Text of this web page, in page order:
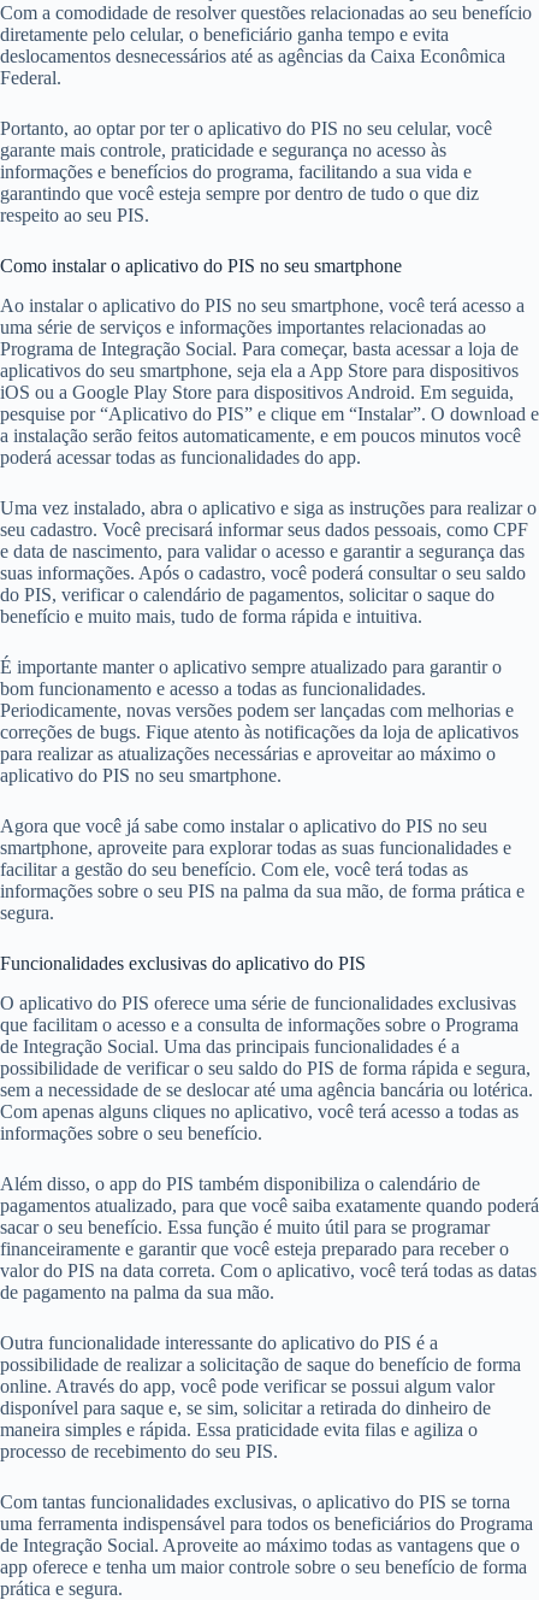
Com a comodidade de resolver questões relacionadas ao seu benefício
diretamente pelo celular, o beneficiário ganha tempo e evita
deslocamentos desnecessários até as agências da Caixa Econômica
Federal.
Portanto, ao optar por ter o aplicativo do PIS no seu celular, você
garante mais controle, praticidade e segurança no acesso às
informações e benefícios do programa, facilitando a sua vida e
garantindo que você esteja sempre por dentro de tudo o que diz
respeito ao seu PIS.
Como instalar o aplicativo do PIS no seu smartphone
Ao instalar o aplicativo do PIS no seu smartphone, você terá acesso a
uma série de serviços e informações importantes relacionadas ao
Programa de Integração Social. Para começar, basta acessar a loja de
aplicativos do seu smartphone, seja ela a App Store para dispositivos
iOS ou a Google Play Store para dispositivos Android. Em seguida,
pesquise por “Aplicativo do PIS” e clique em “Instalar”. O download e
a instalação serão feitos automaticamente, e em poucos minutos você
poderá acessar todas as funcionalidades do app.
Uma vez instalado, abra o aplicativo e siga as instruções para realizar o
seu cadastro. Você precisará informar seus dados pessoais, como CPF
e data de nascimento, para validar o acesso e garantir a segurança das
suas informações. Após o cadastro, você poderá consultar o seu saldo
do PIS, verificar o calendário de pagamentos, solicitar o saque do
benefício e muito mais, tudo de forma rápida e intuitiva.
É importante manter o aplicativo sempre atualizado para garantir o
bom funcionamento e acesso a todas as funcionalidades.
Periodicamente, novas versões podem ser lançadas com melhorias e
correções de bugs. Fique atento às notificações da loja de aplicativos
para realizar as atualizações necessárias e aproveitar ao máximo o
aplicativo do PIS no seu smartphone.
Agora que você já sabe como instalar o aplicativo do PIS no seu
smartphone, aproveite para explorar todas as suas funcionalidades e
facilitar a gestão do seu benefício. Com ele, você terá todas as
informações sobre o seu PIS na palma da sua mão, de forma prática e
segura.
Funcionalidades exclusivas do aplicativo do PIS
O aplicativo do PIS oferece uma série de funcionalidades exclusivas
que facilitam o acesso e a consulta de informações sobre o Programa
de Integração Social. Uma das principais funcionalidades é a
possibilidade de verificar o seu saldo do PIS de forma rápida e segura,
sem a necessidade de se deslocar até uma agência bancária ou lotérica.
Com apenas alguns cliques no aplicativo, você terá acesso a todas as
informações sobre o seu benefício.
Além disso, o app do PIS também disponibiliza o calendário de
pagamentos atualizado, para que você saiba exatamente quando poderá
sacar o seu benefício. Essa função é muito útil para se programar
financeiramente e garantir que você esteja preparado para receber o
valor do PIS na data correta. Com o aplicativo, você terá todas as datas
de pagamento na palma da sua mão.
Outra funcionalidade interessante do aplicativo do PIS é a
possibilidade de realizar a solicitação de saque do benefício de forma
online. Através do app, você pode verificar se possui algum valor
disponível para saque e, se sim, solicitar a retirada do dinheiro de
maneira simples e rápida. Essa praticidade evita filas e agiliza o
processo de recebimento do seu PIS.
Com tantas funcionalidades exclusivas, o aplicativo do PIS se torna
uma ferramenta indispensável para todos os beneficiários do Programa
de Integração Social. Aproveite ao máximo todas as vantagens que o
app oferece e tenha um maior controle sobre o seu benefício de forma
prática e segura.